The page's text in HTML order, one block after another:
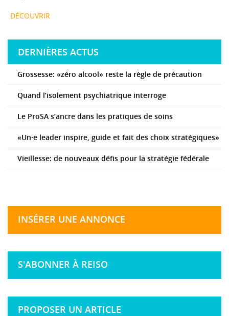
DÉCOUVRIR
DERNIÈRES ACTUS
Grossesse: «zéro alcool» reste la règle de précaution
Quand l’isolement psychiatrique interroge
Le ProSA s’ancre dans les pratiques de soins
«Un·e leader inspire, guide et fait des choix stratégiques»
Vieillesse: de nouveaux défis pour la stratégie fédérale
INSÉRER UNE ANNONCE
S'ABONNER À REISO
PROPOSER UN ARTICLE